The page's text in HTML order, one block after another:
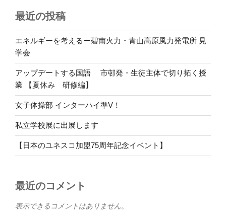
最近の投稿
エネルギーを考えるー碧南火力・青山高原風力発電所 見
学会
アップデートする国語 市邨発・生徒主体で切り拓く授
業 【夏休み 研修編】
女子体操部 インターハイ準V！
私立学校展に出展します
【日本のユネスコ加盟75周年記念イベント】
最近のコメント
表示できるコメントはありません。